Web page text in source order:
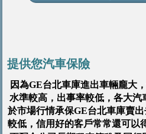
提供您汽車保險
因為GE台北車庫進出車輛龐大
水準較高，出事率較低，各大
於市場行情承保GE台北車庫賣
較低，信用好的客戶常常還可以